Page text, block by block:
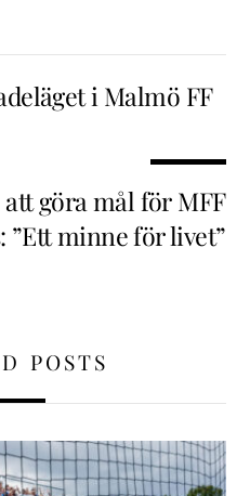
i Malmö FF
göra mål för MFF
minne för livet”
POSTS